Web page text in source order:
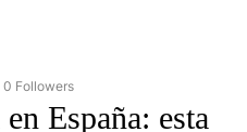
"CNN-SPANISH" TO RECEIVE
0 Followers
España: esta